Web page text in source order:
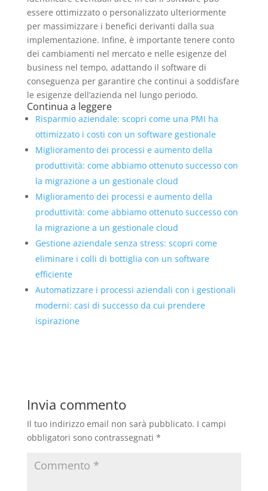
essere ottimizzato o personalizzato ulteriormente
per massimizzare i benefici derivanti dalla sua
implementazione. Infine, è importante tenere conto
dei cambiamenti nel mercato e nelle esigenze del
business nel tempo, adattando il software di
conseguenza per garantire che continui a soddisfare
le esigenze dell’azienda nel lungo periodo.
Continua a leggere
Risparmio aziendale: scopri come una PMI ha
ottimizzato i costi con un software gestionale
Miglioramento dei processi e aumento della
produttività: come abbiamo ottenuto successo con
la migrazione a un gestionale cloud
Miglioramento dei processi e aumento della
produttività: come abbiamo ottenuto successo con
la migrazione a un gestionale cloud
Gestione aziendale senza stress: scopri come
eliminare i colli di bottiglia con un software
efficiente
Automatizzare i processi aziendali con i gestionali
moderni: casi di successo da cui prendere
ispirazione
Invia commento
Il tuo indirizzo email non sarà pubblicato. I campi
obbligatori sono contrassegnati *